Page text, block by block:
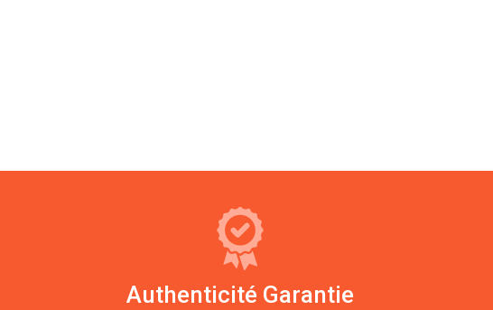
Authenticité Garantie